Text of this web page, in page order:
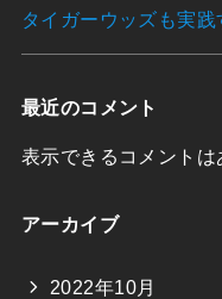
タイガーウッズも実
最近のコメント
表示できるコメントは
アーカイブ
2022年10月